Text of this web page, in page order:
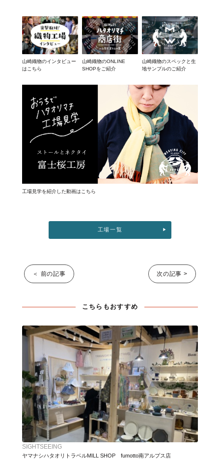
山崎織物のインタビュー
はこちら
山崎織物のONLINE
SHOPをご紹介
山崎織物のスペックと生
地サンプルのご紹介
工場見学を紹介した動画はこちら
工場一覧
＜ 前の記事 次の記事 >
こちらもおすすめ
SIGHTSEEING
ヤマナシハタオリトラベルMILL SHOP fumotto南アルプス店